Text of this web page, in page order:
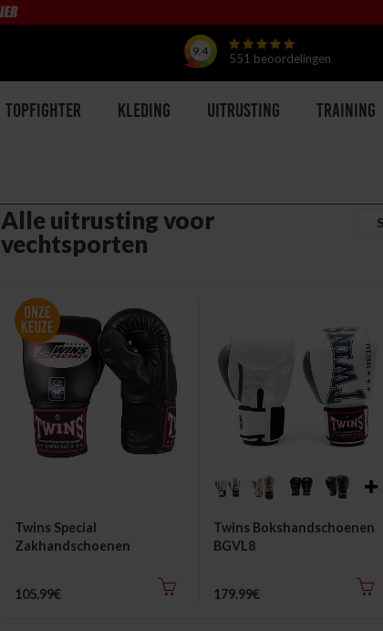
9.4
551 beoordelingen
Topfighter Kleding Uitrusting Training
Alle uitrusting voor
vechtsporten
Twins Special
Zakhandschoenen
105.99€
Twins Bokshandschoenen
BGVL8
179.99€